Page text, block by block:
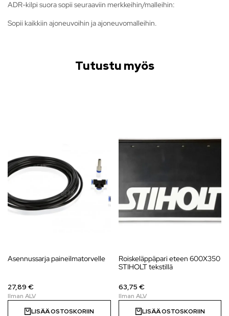
ADR-kilpi suora sopii seuraaviin merkkeihin/malleihin:
Sopii kaikkiin ajoneuvoihin ja ajoneuvomalleihin.
Tutustu myös
Asennussarja paineilmatorvelle
27,89 €
LISÄÄ OSTOSKORIIN
Roiskeläppäpari eteen 600X350
STIHOLT tekstillä
63,75 €
LISÄÄ OSTOSKORIIN